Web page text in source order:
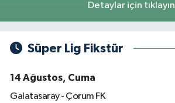
Detaylar için tıklayın
Süper Lig Fikstür
14 Ağustos, Cuma
Galatasaray - Çorum FK